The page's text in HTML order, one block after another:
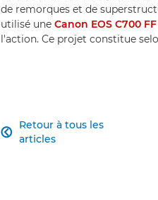
de remorques et de
utilisé une Canon EOS C700 FF
l'action. Ce projet constitue
Retour à tous les
articles
